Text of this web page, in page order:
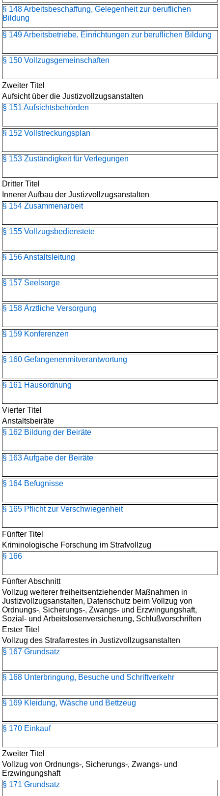
§ 148 Arbeitsbeschaffung, Gelegenheit zur beruflichen
Bildung
§ 149 Arbeitsbetriebe, Einrichtungen zur beruflichen Bildung
§ 150 Vollzugsgemeinschaften
Zweiter Titel
Aufsicht über die Justizvollzugsanstalten
§ 151 Aufsichtsbehörden
§ 152 Vollstreckungsplan
§ 153 Zuständigkeit für Verlegungen
Dritter Titel
Innerer Aufbau der Justizvollzugsanstalten
§ 154 Zusammenarbeit
§ 155 Vollzugsbedienstete
§ 156 Anstaltsleitung
§ 157 Seelsorge
§ 158 Ärztliche Versorgung
§ 159 Konferenzen
§ 160 Gefangenenmitverantwortung
§ 161 Hausordnung
Vierter Titel
Anstaltsbeiräte
§ 162 Bildung der Beiräte
§ 163 Aufgabe der Beiräte
§ 164 Befugnisse
§ 165 Pflicht zur Verschwiegenheit
Fünfter Titel
Kriminologische Forschung im Strafvollzug
§ 166
Fünfter Abschnitt
Vollzug weiterer freiheitsentziehender Maßnahmen in
Justizvollzugsanstalten, Datenschutz beim Vollzug von
Ordnungs-, Sicherungs-, Zwangs- und Erzwingungshaft,
Sozial- und Arbeitslosenversicherung, Schlußvorschriften
Erster Titel
Vollzug des Strafarrestes in Justizvollzugsanstalten
§ 167 Grundsatz
§ 168 Unterbringung, Besuche und Schriftverkehr
§ 169 Kleidung, Wäsche und Bettzeug
§ 170 Einkauf
Zweiter Titel
Vollzug von Ordnungs-, Sicherungs-, Zwangs- und
Erzwingungshaft
§ 171 Grundsatz